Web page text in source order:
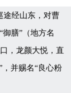
途经山东，对曹
膳”（地方名
，龙颜大悦，直
并赐名“良心粉